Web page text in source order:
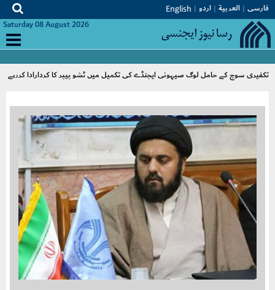
فارسی العربیة اردو English
Saturday 08 August 2026
تکفیری سوچ کے حامل لوگ صیہونی ایجنڈے کی تکمیل میں ٹشو پیپر کا کردارادا کررہے